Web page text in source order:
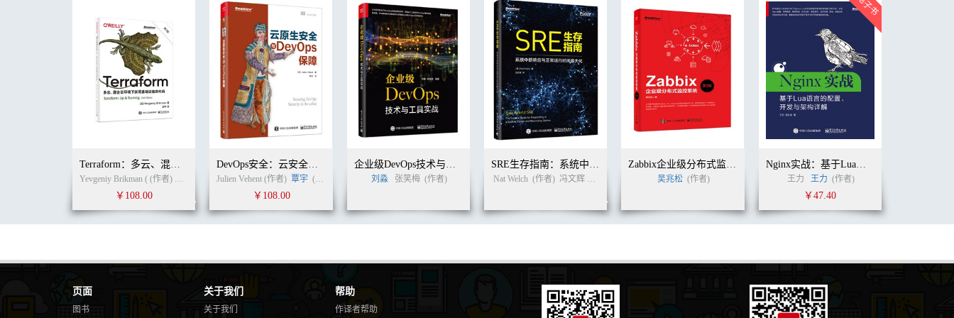
Terraform：多云、混合云环境下实现基础设施即代码（第2版）
Yevgeniy Brikman ( (作者)白宇 (译者)
￥108.00
DevOps安全：云安全服务
Julien Vehent (作者) 覃宇 (译者)
￥108.00
企业级DevOps技术与工具实战
刘淼 张笑梅 (作者)
SRE生存指南：系统中断响应与正常运行时间最大化
Nat Welch (作者) 冯文辉 冯文辉
Zabbix企业级分布式监控系统（第2版）
吴兆松 (作者)
Nginx实战：基于Lua语言的配置、开发与架构详解
王力 王力 (作者)
￥47.40
页面
图书
关于我们
关于我们
帮助
作译者帮助